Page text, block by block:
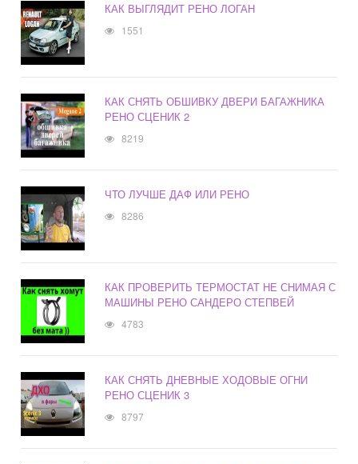
КАК ВЫГЛЯДИТ РЕНО ЛОГАН
1551
КАК СНЯТЬ ОБШИВКУ ДВЕРИ БАГАЖНИКА
РЕНО СЦЕНИК 2
8219
ЧТО ЛУЧШЕ ДАФ ИЛИ РЕНО
8286
КАК ПРОВЕРИТЬ ТЕРМОСТАТ НЕ СНИМАЯ С
МАШИНЫ РЕНО САНДЕРО СТЕПВЕЙ
4783
КАК СНЯТЬ ДНЕВНЫЕ ХОДОВЫЕ ОГНИ
РЕНО СЦЕНИК 3
8797